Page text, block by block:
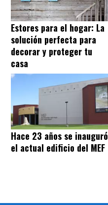
Estores para el hogar: La
solución perfecta para
decorar y proteger tu
casa
Hace 23 años se inauguró
el actual edificio del MEF